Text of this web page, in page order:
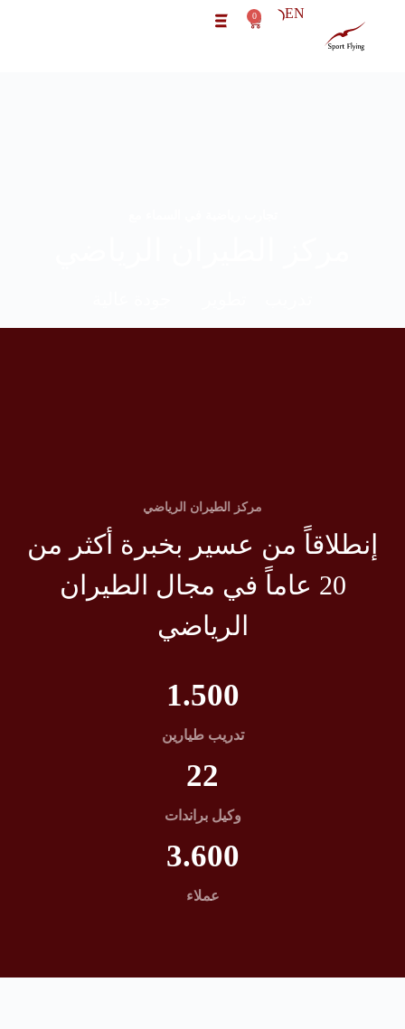
EN
0
مركز الطيران الرياضي
إنطلاقاً من عسير بخبرة أكثر من
20 عاماً في مجال الطيران
الرياضي
تدريب طيارين
1.500
وكيل براندات
22
عملاء
3.600